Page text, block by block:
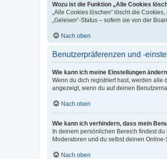
Wozu ist die Funktion „Alle Cookies
„Alle Cookies löschen“ löscht die
„Gelesen“-Status – sofern sie von der
Nach oben
Benutzerpräferenzen und -
Wie kann ich meine Einstellungen
Wenn du dich registriert hast, werden alle
angezeigt, wenn du auf deinen
Nach oben
Wie kann ich verhindern, dass mein
In deinem persönlichen Bereich findest
Moderatoren und du selbst deinen
Nach oben